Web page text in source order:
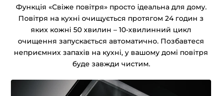
Функція «Свіже повітря» просто ідеальна для дому.
Повітря на кухні очищується протягом 24 годин з
яких кожні 50 хвилин – 10-хвилинний цикл
очищення запускається автоматично. Позбавтеся
неприємних запахів на кухні, у вашому домі повітря
буде завжди чистим.